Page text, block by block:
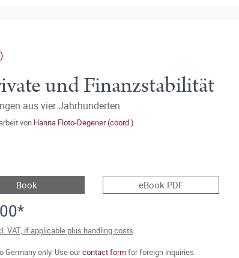
und Finanzstabilität
aus vier Jahrhunderten
von Hanna Floto-Degener (coord.)
Book eBook PDF
VAT, if applicable plus handling costs
Germany only. Use ourcontact formfor foreign inquiries.